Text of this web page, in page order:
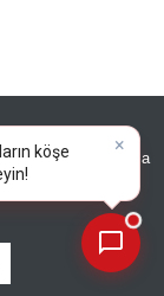
GDPR kapsamında
Metnimizi